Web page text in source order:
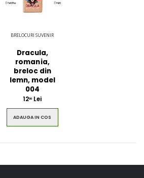
BRELOCURI SUVENIR
Dracula,
romania,
breloc din
lemn, model
004
1200 Lei
ADAUGA IN COS